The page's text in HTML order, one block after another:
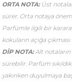
ORTA NOTA: Üst
sürer. Orta notaya
Parfümle ilgili bir
kokuların açığa
DİP NOTA:Alt notaların
sürebilir. Parfüm
yakınken duyulmaya